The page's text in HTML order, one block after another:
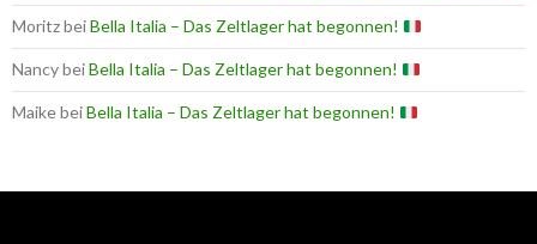
MoritzbeiBella Italia – Das Zeltlager hat begonnen!
NancybeiBella Italia – Das Zeltlager hat begonnen!
MaikebeiBella Italia – Das Zeltlager hat begonnen!